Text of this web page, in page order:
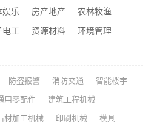
娱乐 房产地产
农林牧渔
电工 资源材料
环境管理
防盗报警 消防交通 智能楼宇
用零配件 建筑工程机械
材加工机械 印刷机械 模具